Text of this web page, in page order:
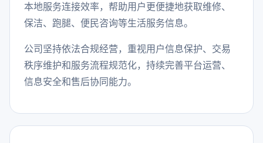
本地服务连接效率，帮助用户更便捷地获取维修、
保洁、跑腿、便民咨询等生活服务信息。
公司坚持依法合规经营，重视用户信息保护、交易
秩序维护和服务流程规范化，持续完善平台运营、
信息安全和售后协同能力。